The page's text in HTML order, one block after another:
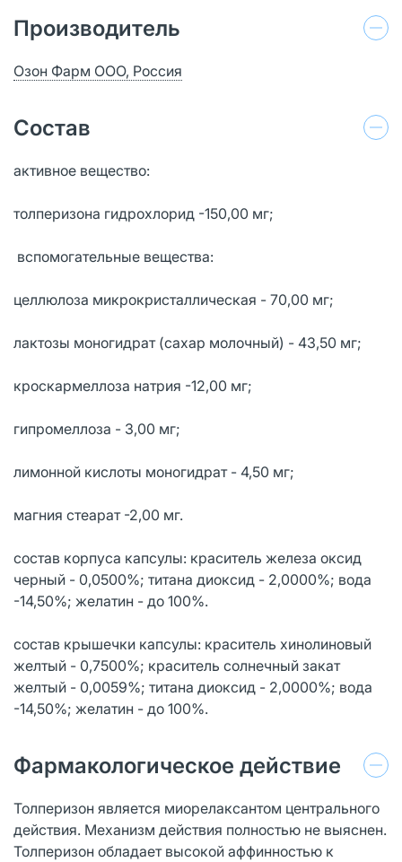
Производитель
Озон Фарм ООО, Россия
Состав
активное вещество:
толперизона гидрохлорид -150,00 мг;
вспомогательные вещества:
целлюлоза микрокристаллическая - 70,00 мг;
лактозы моногидрат (сахар молочный) - 43,50 мг;
кроскармеллоза натрия -12,00 мг;
гипромеллоза - 3,00 мг;
лимонной кислоты моногидрат - 4,50 мг;
магния стеарат -2,00 мг.
состав корпуса капсулы: краситель железа оксид
черный - 0,0500%; титана диоксид - 2,0000%; вода
-14,50%; желатин - до 100%.
состав крышечки капсулы: краситель хинолиновый
желтый - 0,7500%; краситель солнечный закат
желтый - 0,0059%; титана диоксид - 2,0000%; вода
-14,50%; желатин - до 100%.
Фармакологическое действие
Толперизон является миорелаксантом центрального
действия. Механизм действия полностью не выяснен.
Толперизон обладает высокой аффинностью к